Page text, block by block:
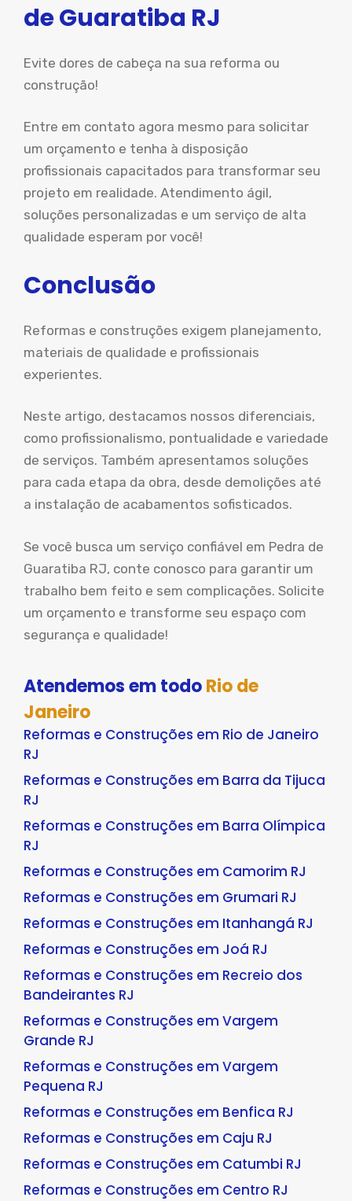
de Guaratiba RJ
Evite dores de cabeça na sua reforma ou
construção!
Entre em contato agora mesmo para solicitar
um orçamento e tenha à disposição
profissionais capacitados para transformar seu
projeto em realidade. Atendimento ágil,
soluções personalizadas e um serviço de alta
qualidade esperam por você!
Conclusão
Reformas e construções exigem planejamento,
materiais de qualidade e profissionais
experientes.
Neste artigo, destacamos nossos diferenciais,
como profissionalismo, pontualidade e variedade
de serviços. Também apresentamos soluções
para cada etapa da obra, desde demolições até
a instalação de acabamentos sofisticados.
Se você busca um serviço confiável em Pedra de
Guaratiba RJ, conte conosco para garantir um
trabalho bem feito e sem complicações. Solicite
um orçamento e transforme seu espaço com
segurança e qualidade!
Atendemos em todoRio de
Janeiro
Reformas e Construções em Rio de Janeiro
RJ
Reformas e Construções em Barra da Tijuca
RJ
Reformas e Construções em Barra Olímpica
RJ
Reformas e Construções em Camorim RJ
Reformas e Construções em Grumari RJ
Reformas e Construções em Itanhangá RJ
Reformas e Construções em Joá RJ
Reformas e Construções em Recreio dos
Bandeirantes RJ
Reformas e Construções em Vargem
Grande RJ
Reformas e Construções em Vargem
Pequena RJ
Reformas e Construções em Benfica RJ
Reformas e Construções em Caju RJ
Reformas e Construções em Catumbi RJ
Reformas e Construções em Centro RJ